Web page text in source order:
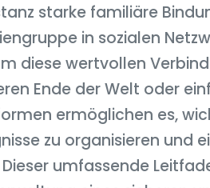
starke familiäre
in sozialen
diese wertvollen
Ende der Welt oder
ermöglichen es,
zu organisieren und
umfassende